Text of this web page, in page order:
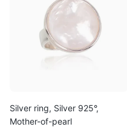
Silver ring, Silver 925°,
Mother-of-pearl